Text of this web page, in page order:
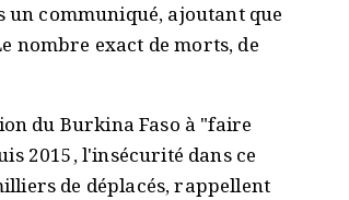
un communiqué, ajoutant que
nombre exact de morts, de
du Burkina Faso à "faire
2015, l'insécurité dans ce
de déplacés, rappellent